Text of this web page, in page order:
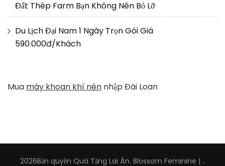
Đất Thép Farm Bạn Không Nên Bỏ Lỡ
Du Lịch Đại Nam 1 Ngày Trọn Gói Giá
590.000đ/Khách
Mua máy khoan khí nén nhập Đài Loan
2026Bản quyền Quà Tặng Lai Ân. Blossom Feminine | ..